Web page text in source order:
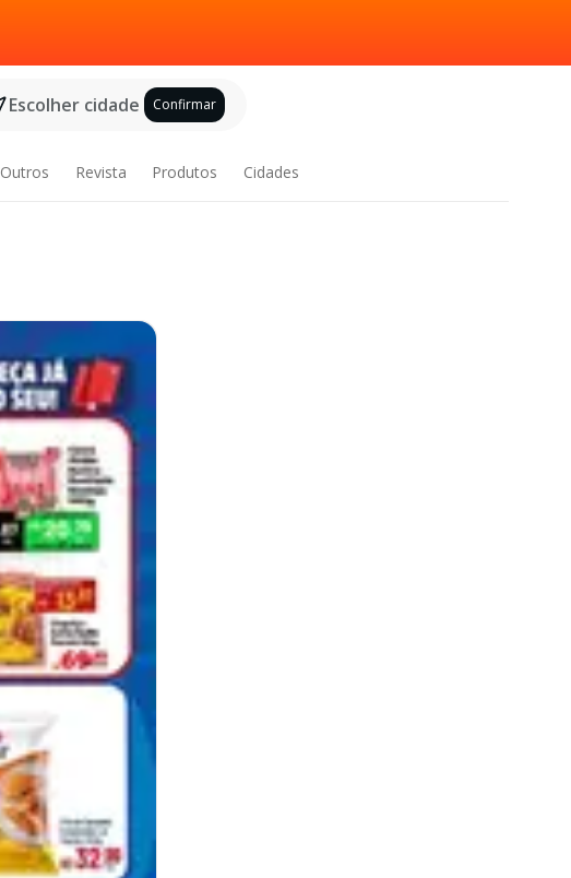
Escolher cidade Confirmar
Outros Revista Produtos Cidades